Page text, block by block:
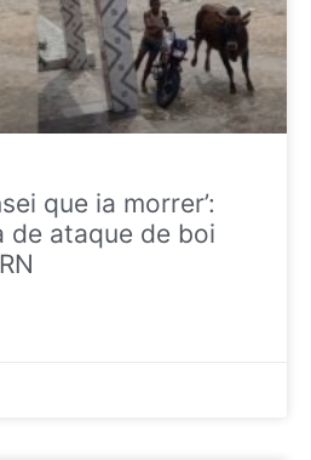
que ia morrer’:
de ataque de boi